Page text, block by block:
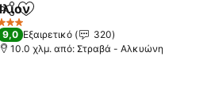
Κοινοποίηση
Προσθήκη στα αγαπημένα
Αστέρια
9,0 Εξαιρετικό
320
10.0 χλμ. από: Στραβά - Αλκυώνη